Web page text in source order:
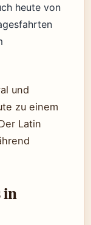
heute von
und
zu einem
Latin
in